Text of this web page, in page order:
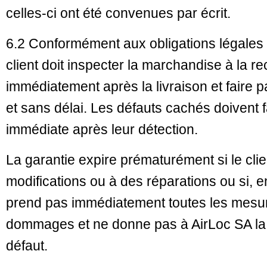
celles-ci ont été convenues par écrit.
6.2 Conformément aux obligations
client doit inspecter la marchandise à la
immédiatement après la livraison et faire
et sans délai. Les défauts cachés doivent
immédiate après leur détection.
La garantie expire prématurément si le
modifications ou à des réparations ou si,
prend pas immédiatement toutes les
dommages et ne donne pas à AirLoc SA
défaut.